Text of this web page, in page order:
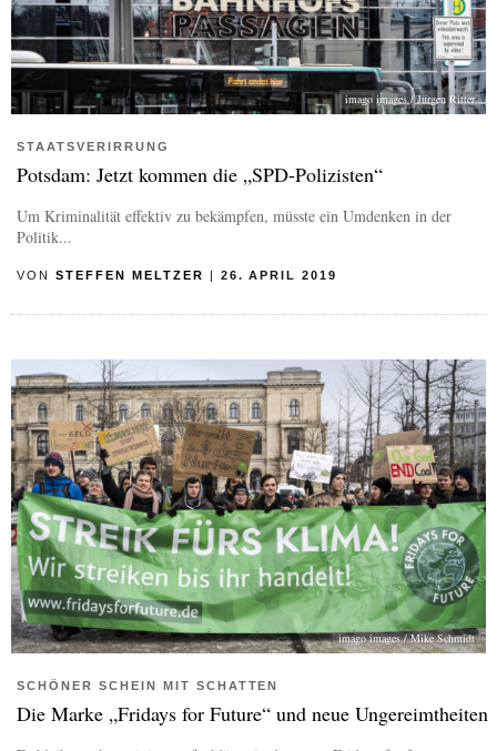
imago images / Jürgen Ritter
STAATSVERIRRUNG
Potsdam: Jetzt kommen die „SPD-Polizisten“
Um Kriminalität effektiv zu bekämpfen, müsste ein Umdenken in der
Politik...
VON STEFFEN MELTZER | 26. APRIL 2019
imago images / Mike Schmidt
SCHÖNER SCHEIN MIT SCHATTEN
Die Marke „Fridays for Future“ und neue Ungereimtheiten